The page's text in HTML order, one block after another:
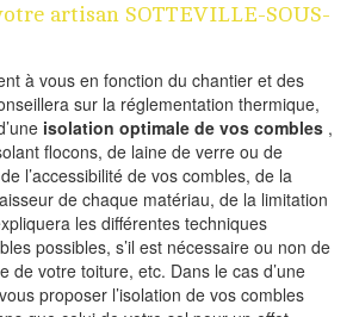
artisan SOTTEVILLE-SOUS-
à vous en fonction du chantier et des
sur la réglementation thermique,
isolation optimale de vos combles ,
flocons, de laine de verre ou de
l’accessibilité de vos combles, de la
de chaque matériau, de la limitation
les différentes techniques
possibles, s’il est nécessaire ou non de
de votre toiture, etc. Dans le cas d’une
proposer l’isolation de vos combles